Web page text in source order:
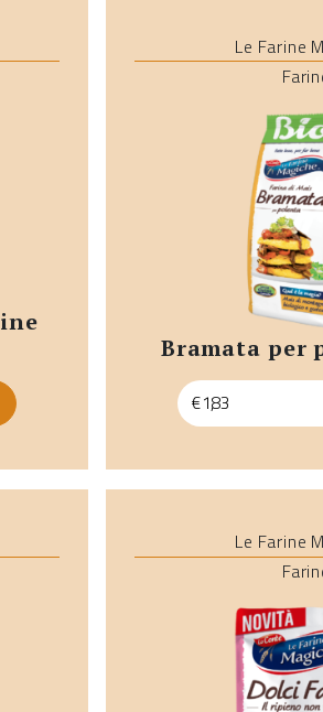
Le Farine
bramata
€1,83
Le Farine